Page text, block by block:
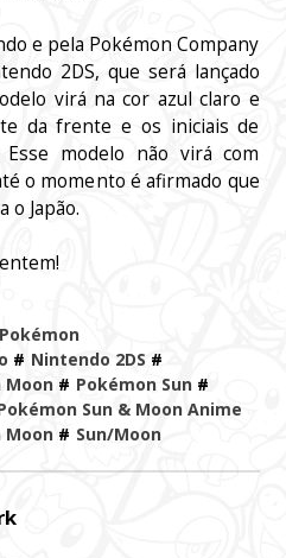
e pela Pokémon Company
2DS, que será lançado
virá na cor azul claro e
da frente e os iniciais de
modelo não virá com
o momento é afirmado que
o Japão.
Pokémon
# Nintendo 2DS #
Moon# Pokémon Sun#
Sun & Moon Anime
Moon# Sun/Moon